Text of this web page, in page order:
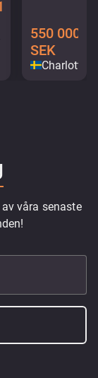
550 000
SEK
våra senaste